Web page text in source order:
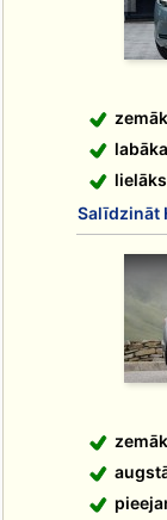
Salīdzināt